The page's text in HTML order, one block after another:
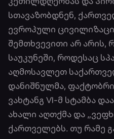
სთავაზობდნენ,
ევროპული
შემთხვევითი არ არის,
საუკუნეში, როდესაც
აღმოსავლეთ
დანიშნულმა,
ვახტანგ VI-მ სტამბა
ახალი აღთქმა და
ქართველებს. თუ რამე